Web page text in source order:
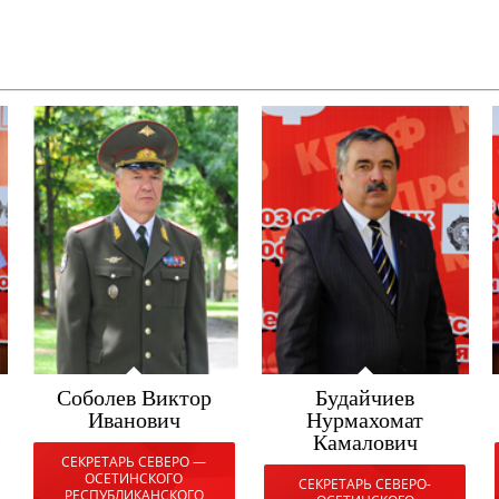
Князева Елена
Александровна
Кочиев Батраз
ДЕПУТАТ ПАРЛАМЕНТА
РСО-АЛАНИЯ